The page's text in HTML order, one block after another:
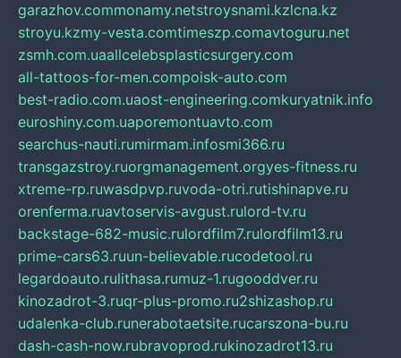
garazhov.commonamy.netstroysnami.kzlcna.kz
stroyu.kzmy-vesta.comtimeszp.comavtoguru.net
zsmh.com.uaallcelebsplasticsurgery.com
all-tattoos-for-men.compoisk-auto.com
best-radio.com.uaost-engineering.comkuryatnik.info
euroshiny.com.uaporemontuavto.com
searchus-nauti.rumirmam.infosmi366.ru
transgazstroy.ruorgmanagement.orgyes-fitness.ru
xtreme-rp.ruwasdpvp.ruvoda-otri.rutishinapve.ru
orenferma.ruavtoservis-avgust.rulord-tv.ru
backstage-682-music.rulordfilm7.rulordfilm13.ru
prime-cars63.ruun-believable.rucodetool.ru
legardoauto.rulithasa.rumuz-1.rugooddver.ru
kinozadrot-3.ruqr-plus-promo.ru2shizashop.ru
udalenka-club.runerabotaetsite.rucarszona-bu.ru
dash-cash-now.rubravoprod.rukinozadrot13.ru